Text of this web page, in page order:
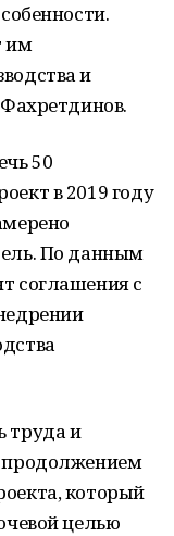
им
и
50
в 2019 году
По данным
соглашения с
труда и
продолжением
который
целью